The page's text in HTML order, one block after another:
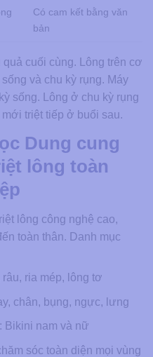
Có cam kết bằng văn
bản
cuối cùng. Lông trên cơ
và chu kỳ rụng. Máy
sống. Lông ở chu kỳ rụng
triệt tiếp ở buổi sau.
Dung cung
lông toàn
lông công nghệ cao,
toàn thân. Danh mục
ria mép, lông tơ
chân, bụng, ngực, lưng
Bikini nam và nữ
sóc toàn diện mọi vùng